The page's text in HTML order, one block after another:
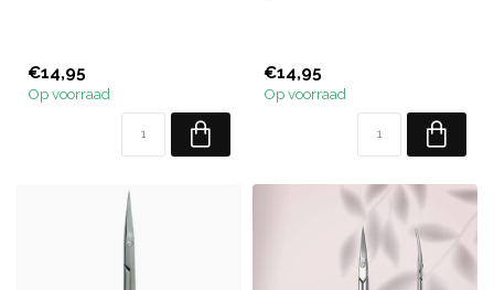
€14,95
Op voorraad
€14,95
Op voorraad